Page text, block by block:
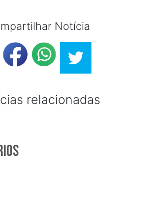
Notícia
relacionadas